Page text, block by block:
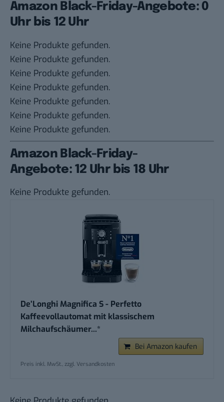
Amazon Black-Friday-Angebote: 0
Uhr bis 12 Uhr
Keine Produkte gefunden.
Keine Produkte gefunden.
Keine Produkte gefunden.
Keine Produkte gefunden.
Keine Produkte gefunden.
Keine Produkte gefunden.
Keine Produkte gefunden.
Amazon Black-Friday-
Angebote: 12 Uhr bis 18 Uhr
Keine Produkte gefunden.
De’Longhi Magnifica S - Perfetto
Kaffeevollautomat mit klassischem
Milchaufschäumer...*
Bei Amazon kaufen
Preis inkl. MwSt., zzgl. Versandkosten